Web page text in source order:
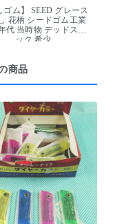
ゴム】 SEED グレース
花柄 シードゴム工業
代 当時物 デッドスト
ック 希少
商品